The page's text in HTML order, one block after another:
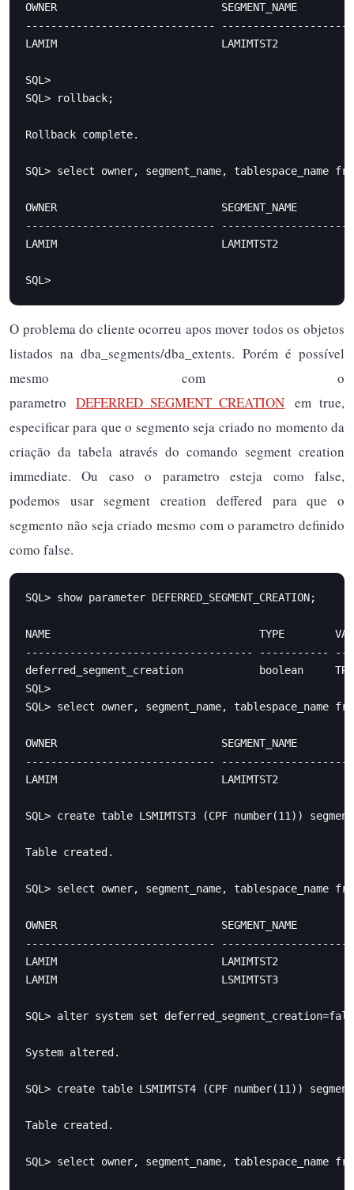
OWNER                          SEGMENT_NAME
------------------------------
LAMIM                          LAMIMTST2
SQL>
SQL> rollback;
Rollback complete.
SQL> select owner, segment_name, tablespace_name
OWNER                          SEGMENT_NAME
------------------------------
LAMIM                          LAMIMTST2
SQL>
O problema do cliente ocorreu apos mover todos os objetos
listados na dba_segments/dba_extents. Porém é possível
mesmo com o
parametroDEFERRED_SEGMENT_CREATION em true,
especificar para que o segmento seja criado no momento da
criação da tabela através do comando segment creation
immediate. Ou caso o parametro esteja como false,
podemos usar segment creation deffered para que o
segmento não seja criado mesmo com o parametro definido
como false.
SQL> show parameter DEFERRED_SEGMENT_CREATION;
NAME                                 TYPE
------------------------------------ -----------
deferred_segment_creation            boolean
SQL>
SQL> select owner, segment_name, tablespace_name
OWNER                          SEGMENT_NAME
------------------------------
LAMIM                          LAMIMTST2
SQL> create table LSMIMTST3 (CPF number(11))
Table created.
SQL> select owner, segment_name, tablespace_name
OWNER                          SEGMENT_NAME
------------------------------
LAMIM                          LAMIMTST2
LAMIM                          LSMIMTST3
SQL> alter system set
System altered.
SQL> create table LSMIMTST4 (CPF number(11))
Table created.
SQL> select owner, segment_name, tablespace_name